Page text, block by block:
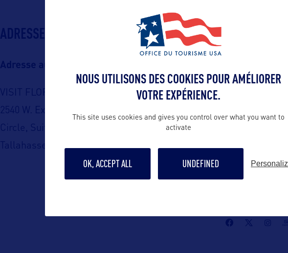
ADRESSES
Adresse aux USA :
VISIT FLORIDA
2540 W. Executive Center
Circle, Suite 200
Tallahassee, Florida 32301 –
Contact pro
us/contact-
NOUS UTILISONS DES COOKIES POUR AMÉLIORER
VOTRE EXPÉRIENCE.
This site uses cookies and gives you control over what you want to
activate
OK, ACCEPT ALL UNDEFINED